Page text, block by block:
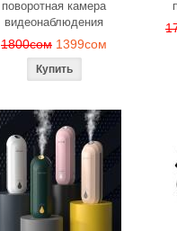
поворотная камера
видеонаблюдения
1800сом 1399сом